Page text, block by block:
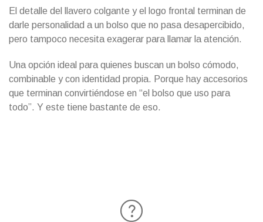
El detalle del llavero colgante y el logo frontal terminan de
darle personalidad a un bolso que no pasa desapercibido,
pero tampoco necesita exagerar para llamar la atención.
Una opción ideal para quienes buscan un bolso cómodo,
combinable y con identidad propia. Porque hay accesorios
que terminan convirtiéndose en “el bolso que uso para
todo”. Y este tiene bastante de eso.